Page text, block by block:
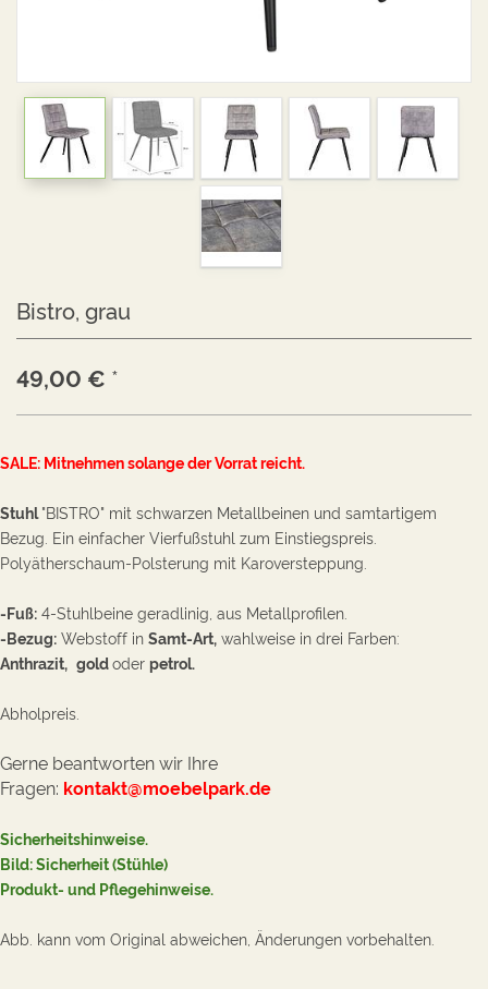
Bistro, grau
49,00 € *
SALE: Mitnehmen solange der Vorrat reicht.
Stuhl"BISTRO" mit schwarzen Metallbeinen und samtartigem
Bezug. Ein einfacher Vierfußstuhl zum Einstiegspreis.
Polyätherschaum-Polsterung mit Karoversteppung.
-Fuß: 4-Stuhlbeine geradlinig, aus Metallprofilen.
-Bezug: Webstoff in Samt-Art, wahlweise in drei Farben:
Anthrazit, goldoder petrol.
Abholpreis.
Gerne beantworten wir Ihre
Fragen: kontakt@moebelpark.de
Sicherheitshinweise.
Bild: Sicherheit (Stühle)
Produkt- und Pflegehinweise.
Abb. kann vom Original abweichen, Änderungen vorbehalten.